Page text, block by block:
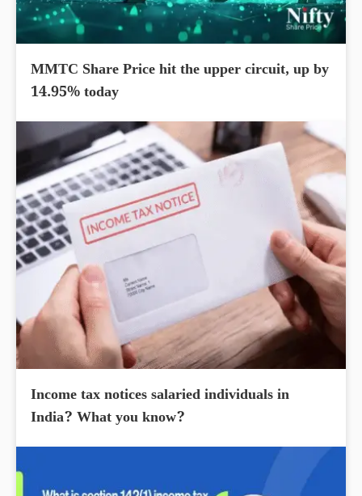
MMTC Share Price hit the upper circuit, up by
14.95% today
Income tax notices salaried individuals in
India? What you know?